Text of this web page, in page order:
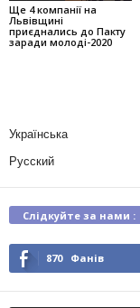
Ще 4 компанії на
Львівщині
приєднались до Пакту
заради молоді-2020
Українська
Русский
Слідкуйте за нами :
870 Фанів